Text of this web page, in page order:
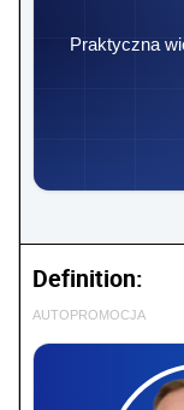
Praktyczna
Definition:
AUTOPROMOCJA